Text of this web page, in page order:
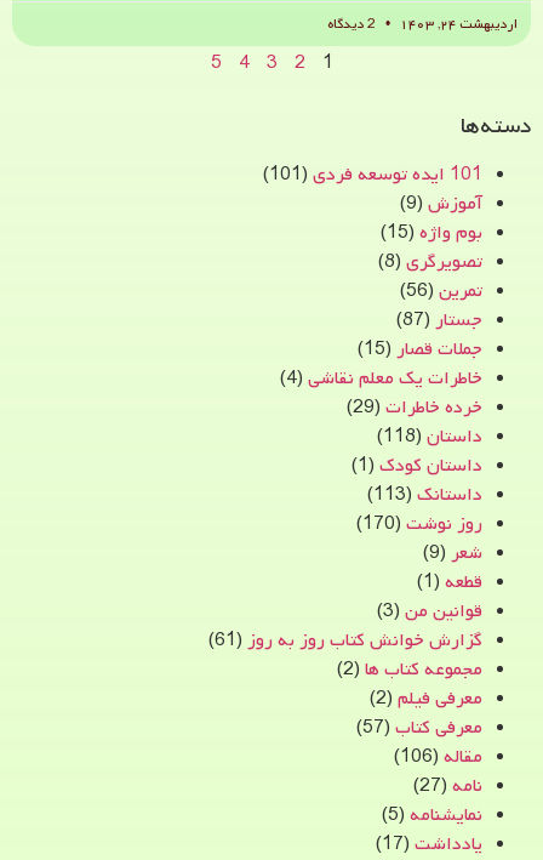
اردیبهشت ۲۴, ۱۴۰۳
1
2
3
4
5
دسته‌ها
101 ایده توسعه فردی
(101)
آموزش (9)
بوم واژه (15)
تصویرگری (8)
تمرین (56)
جستار (87)
جملات قصار (15)
خاطرات یک معلم نقاشی (4)
خرده خاطرات (29)
داستان (118)
داستان کودک (1)
داستانک (113)
روز نوشت (170)
شعر (9)
قطعه (1)
قوانین من (3)
گزارش خوانش کتاب روز به روز (61)
مجموعه کتاب ها (2)
معرفی فیلم (2)
معرفی کتاب (57)
مقاله (106)
نامه (27)
نمایشنامه (5)
یادداشت (17)